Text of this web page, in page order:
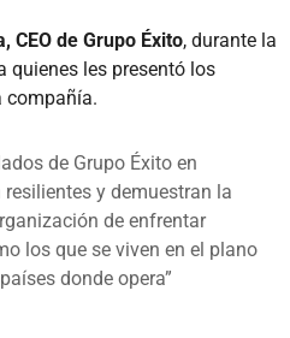
CEO de Grupo Éxito, durante la
quienes les presentó los
compañía.
de Grupo Éxito en
y demuestran la
de enfrentar
los que se viven en el plano
donde opera